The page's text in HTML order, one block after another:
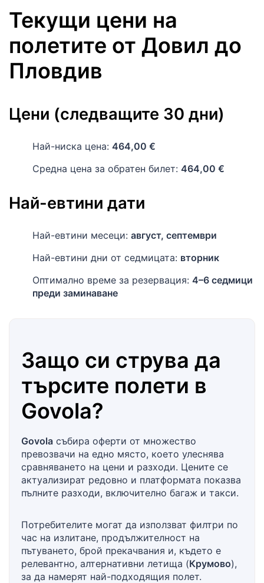
Текущи цени на
полетите от Довил до
Пловдив
Цени (следващите 30 дни)
Най-ниска цена: 464,00 €
Средна цена за обратен билет: 464,00 €
Най-евтини дати
Най-евтини месеци: август, септември
Най-евтини дни от седмицата: вторник
Оптимално време за резервация: 4–6 седмици
преди заминаване
Защо си струва да
търсите полети в
Govola?
Govola събира оферти от множество
превозвачи на едно място, което улеснява
сравняването на цени и разходи. Цените се
актуализират редовно и платформата показва
пълните разходи, включително багаж и такси.
Потребителите могат да използват филтри по
час на излитане, продължителност на
пътуването, брой прекачвания и, където е
релевантно, алтернативни летища (Крумово),
за да намерят най-подходящия полет.